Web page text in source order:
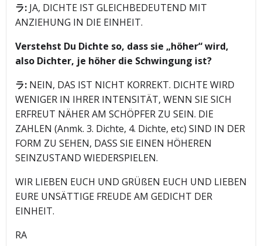
ラ: JA, DICHTE IST GLEICHBEDEUTEND MIT
ANZIEHUNG IN DIE EINHEIT.
Verstehst Du Dichte so, dass sie „höher“ wird,
also Dichter, je höher die Schwingung ist?
ラ: NEIN, DAS IST NICHT KORREKT. DICHTE WIRD
WENIGER IN IHRER INTENSITÄT, WENN SIE SICH
ERFREUT NÄHER AM SCHÖPFER ZU SEIN. DIE
ZAHLEN (Anmk. 3. Dichte, 4. Dichte, etc) SIND IN DER
FORM ZU SEHEN, DASS SIE EINEN HÖHEREN
SEINZUSTAND WIEDERSPIELEN.
WIR LIEBEN EUCH UND GRÜßEN EUCH UND LIEBEN
EURE UNSÄTTIGE FREUDE AM GEDICHT DER
EINHEIT.
RA